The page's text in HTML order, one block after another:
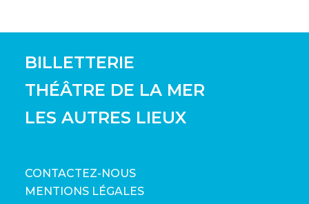
BILLETTERIE
THÉÂTRE DE LA MER
LES AUTRES LIEUX
CONTACTEZ-NOUS
MENTIONS LÉGALES